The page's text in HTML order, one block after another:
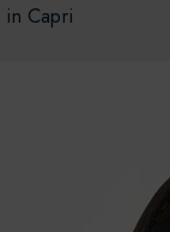
in Capri